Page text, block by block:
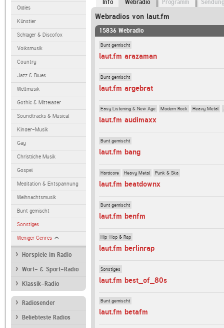
Oldies
Künstler
Schlager & Discofox
Volksmusik
Country
Jazz & Blues
Weltmusik
Gothic & Mittelalter
Soundtracks & Musical
Kinder-Musik
Gay
Christliche Musik
Gospel
Meditation & Entspannung
Weihnachtsmusik
Bunt gemischt
Sonstiges
Weniger Genres
Hörspiele im Radio
Wort- & Sport-Radio
Klassik-Radio
Radiosender
Beliebteste Radios
Info Webradio Programm
Webradios von laut.fm
15836 Webradio
Bunt gemischt
laut.fm arazaman
Bunt gemischt
laut.fm argebrat
Easy Listening & New Age Modern Rock Heavy Metal
laut.fm audimaxx
Bunt gemischt
laut.fm bang
Hardcore Heavy Metal Punk & Ska
laut.fm beatdownx
Bunt gemischt
laut.fm benfm
Hip-Hop & Rap
laut.fm berlinrap
Sonstiges
laut.fm best_of_80s
Bunt gemischt
laut.fm betafm